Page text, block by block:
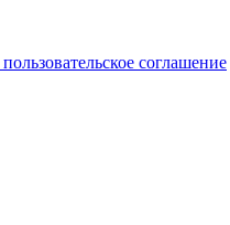
пользовательское соглашение